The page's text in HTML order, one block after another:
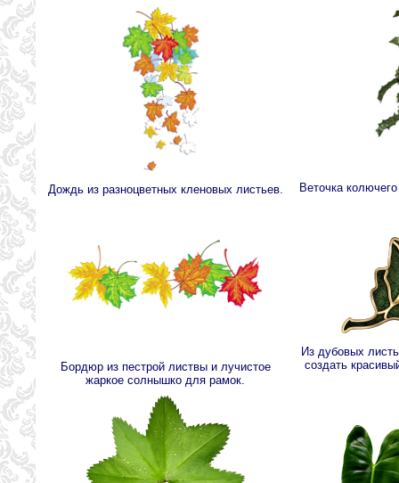
Дождь из разноцветных кленовых листьев. Веточка
Бордюр из пестрой листвы и лучистое
жаркое солнышко для рамок.
Из дубовых
создать